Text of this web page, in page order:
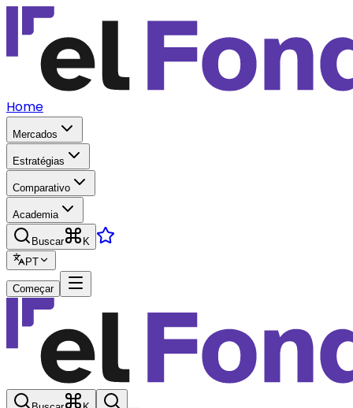
Home
Mercados
Estratégias
Comparativo
Academia
Buscar
K
PT
Começar